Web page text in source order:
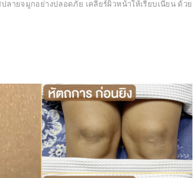
ลายจมูกอย่างปลอดภัย เคลียร์ผิวหน้าให้เรียบเนียน ด้วย